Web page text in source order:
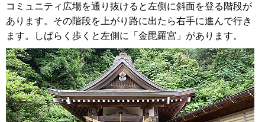
コミュニティ広場を通り抜けると左側に斜面を登る階段が
あります。その階段を上がり路に出たら右手に進んで行き
ます。しばらく歩くと左側に「金毘羅宮」があります。